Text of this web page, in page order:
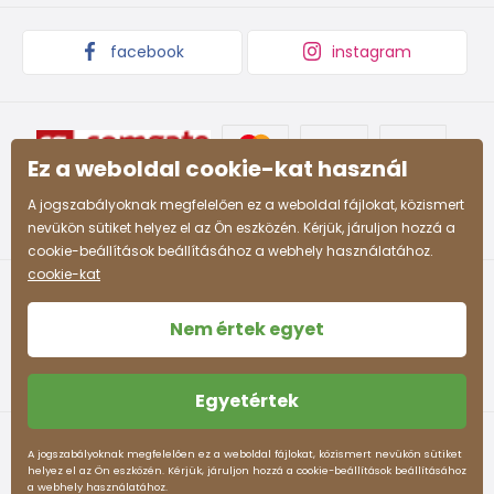
164 13-14 év 159 - 164
facebook instagram
pidilidi.hu © 2026. WebdesignLitvanyi.sk.
Ez a weboldal cookie-kat használ
A jogszabályoknak megfelelően ez a weboldal fájlokat, közismert
nevükön sütiket helyez el az Ön eszközén. Kérjük, járuljon hozzá a
cookie-beállítások beállításához a webhely használatához.
cookie-kat
Nem értek egyet
Egyetértek
A jogszabályoknak megfelelően ez a weboldal fájlokat, közismert nevükön sütiket
helyez el az Ön eszközén. Kérjük, járuljon hozzá a cookie-beállítások beállításához
a webhely használatához.